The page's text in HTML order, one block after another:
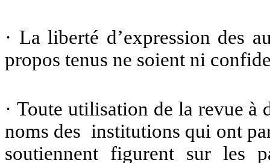
· La liberté d’expression des
propos tenus ne soient ni
· Toute utilisation de la revue à
noms des institutions qui ont
soutiennent figurent sur les